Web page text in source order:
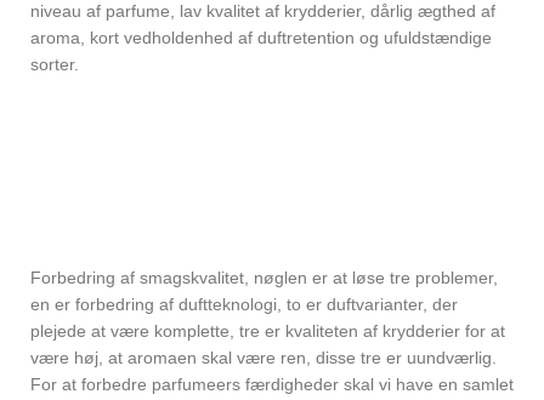
niveau af parfume, lav kvalitet af krydderier, dårlig ægthed af
aroma, kort vedholdenhed af duftretention og ufuldstændige
sorter.
Forbedring af smagskvalitet, nøglen er at løse tre problemer,
en er forbedring af duftteknologi, to er duftvarianter, der
plejede at være komplette, tre er kvaliteten af ​​krydderier for at
være høj, at aromaen skal være ren, disse tre er uundværlig.
For at forbedre parfumeers færdigheder skal vi have en samlet